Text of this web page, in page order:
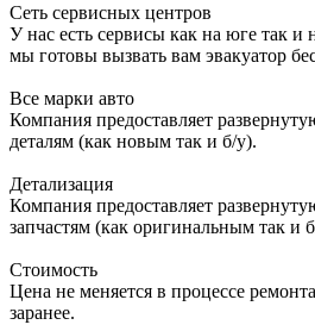
Сеть сервисных центров
У нас есть сервисы как на юге так и
мы готовы вызвать вам эвакуатор
Все марки авто
Компания предоставляет
деталям (как новым так и б/у).
Детализация
Компания предоставляет
запчастям (как оригинальным так и
Стоимость
Цена не меняется в процессе
заранее.